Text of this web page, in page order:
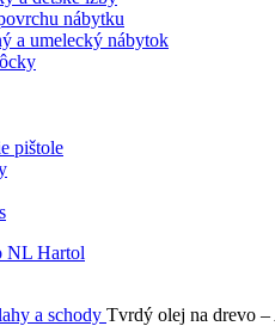
nábytku
a umelecký nábytok
pištole
a schody Tvrdý olej na drevo